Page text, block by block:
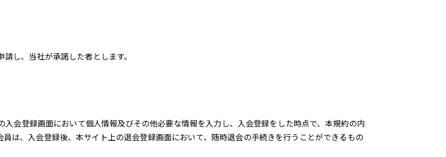
し、当社が承諾した者とします。
入会登録画面において個人情報及びその他必要な情報を入力し、入会登録をした時点で、本規約の内
は、入会登録後、本サイト上の退会登録画面において、随時退会の手続きを行うことができるもの